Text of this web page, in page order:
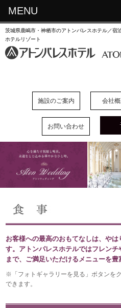
茨城県鹿嶋市・神栖市のアトンパレスホテル／宿
ホテルリゾート
施設のご案内 会社
お問い合わせ
お客様への最高のおもてなしは、や
す。アトンパレスホテルではフレン
まで、ご満足いただけるメニューを豊
※「フォトギャラリーを見る」ボタンを
できます。
MENU